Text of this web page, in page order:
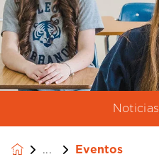
Noticias
Eventos